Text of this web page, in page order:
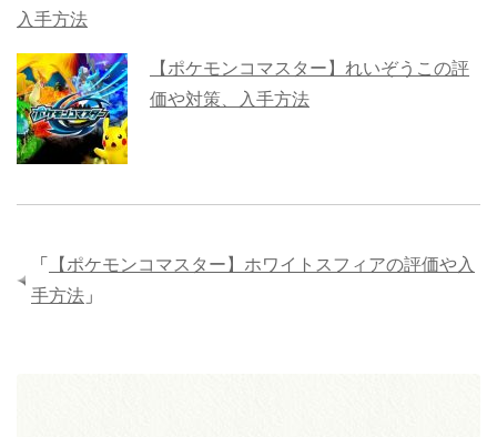
入手方法
【ポケモンコマスター】れいぞうこの評
価や対策、入手方法
「
【ポケモンコマスター】ホワイトスフィアの評価や入
手方法 」